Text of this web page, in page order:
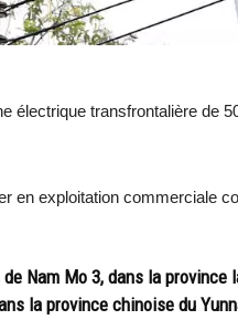
électrique transfrontalière de
en exploitation commerciale
Nam Mo 3, dans la province
la province chinoise du